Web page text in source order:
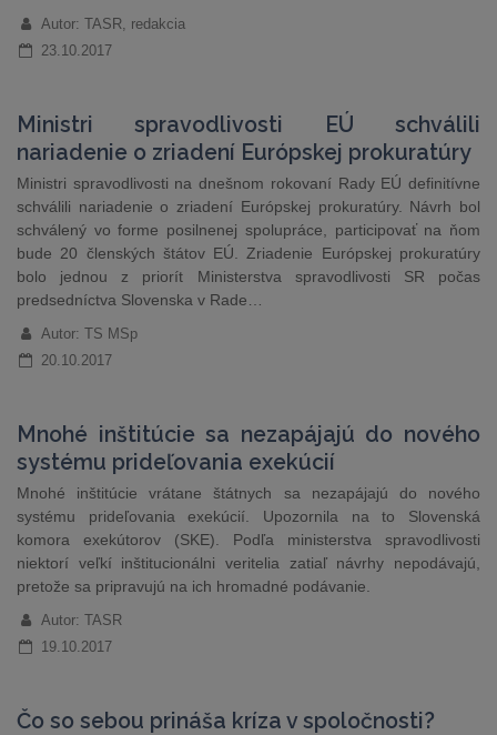
Autor: TASR, redakcia
23.10.2017
Ministri spravodlivosti EÚ schválili
nariadenie o zriadení Európskej prokuratúry
Ministri spravodlivosti na dnešnom rokovaní Rady EÚ definitívne
schválili nariadenie o zriadení Európskej prokuratúry. Návrh bol
schválený vo forme posilnenej spolupráce, participovať na ňom
bude 20 členských štátov EÚ. Zriadenie Európskej prokuratúry
bolo jednou z priorít Ministerstva spravodlivosti SR počas
predsedníctva Slovenska v Rade…
Autor: TS MSp
20.10.2017
Mnohé inštitúcie sa nezapájajú do nového
systému prideľovania exekúcií
Mnohé inštitúcie vrátane štátnych sa nezapájajú do nového
systému prideľovania exekúcií. Upozornila na to Slovenská
komora exekútorov (SKE). Podľa ministerstva spravodlivosti
niektorí veľkí inštitucionálni veritelia zatiaľ návrhy nepodávajú,
pretože sa pripravujú na ich hromadné podávanie.
Autor: TASR
19.10.2017
Čo so sebou prináša kríza v spoločnosti?